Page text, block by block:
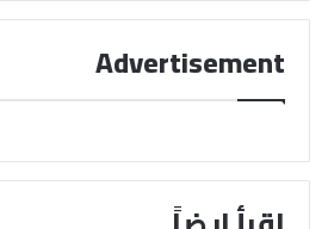
Advertisement